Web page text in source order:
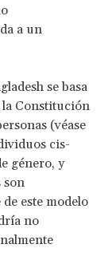
a un
se basa
Constitución
(véase
cis-
género, y
son
este modelo
no